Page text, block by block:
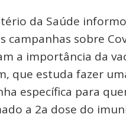
da Saúde
campanhas sobre
a importância da
que estuda fazer
específica para
a 2a dose do